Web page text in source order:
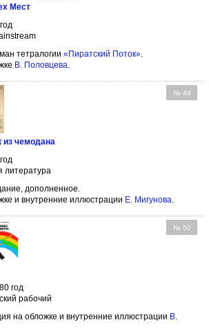
Мест
тетралогии «Пиратский Поток».
В. Половцева.
№ 49
из чемодана
литература
дополненное.
и внутренние иллюстрации Е. Мигунова
№ 50
год
рабочий
на обложке и внутренние иллюстрации В.